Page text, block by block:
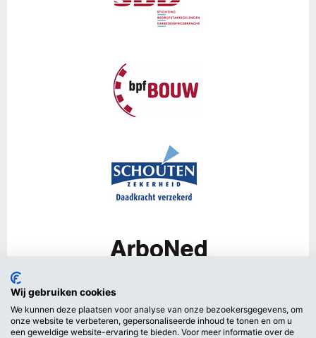
Wij gebruiken cookies
We kunnen deze plaatsen voor analyse van onze bezoekersgegevens, om
onze website te verbeteren, gepersonaliseerde inhoud te tonen en om u
een geweldige website-ervaring te bieden. Voor meer informatie over de